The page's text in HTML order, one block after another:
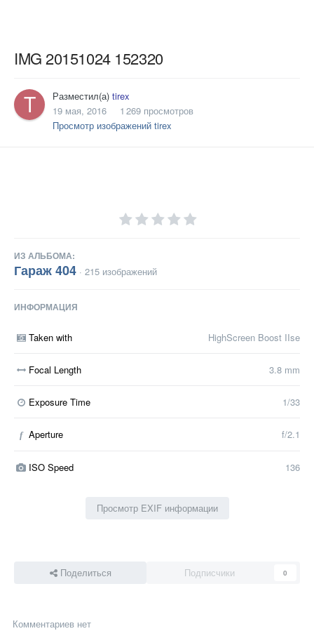
IMG 20151024 152320
Разместил(а) tirex
19 мая, 2016
1 269 просмотров
Просмотр изображений tirex
ИЗ АЛЬБОМА:
Гараж 404 · 215 изображений
ИНФОРМАЦИЯ
Taken with HighScreen Boost IIse
Focal Length 3.8 mm
Exposure Time 1/33
f Aperture f/2.1
ISO Speed 136
Просмотр EXIF информации
Поделиться Подписчики 0
Комментариев нет